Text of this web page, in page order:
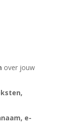
over jouw
e-